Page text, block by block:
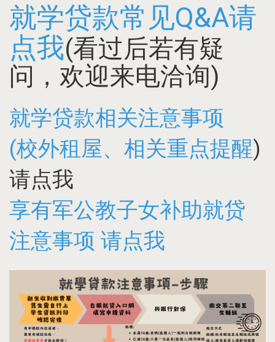
就学贷款常见Q&A请
点我(看过后若有疑
问，欢迎来电洽询)
就学贷款相关注意事项
(校外租屋、相关重点提醒)
请点我
享有军公教子女补助就贷
注意事项 请点我